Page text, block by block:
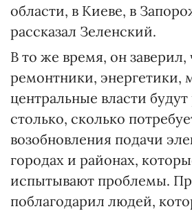
области, в Киеве, в
рассказал Зеленский.
В то же время, он заверил,
ремонтники, энергетики,
центральные власти будут
столько, сколько
возобновления подачи
городах и районах,
испытывают проблемы.
поблагодарил людей,